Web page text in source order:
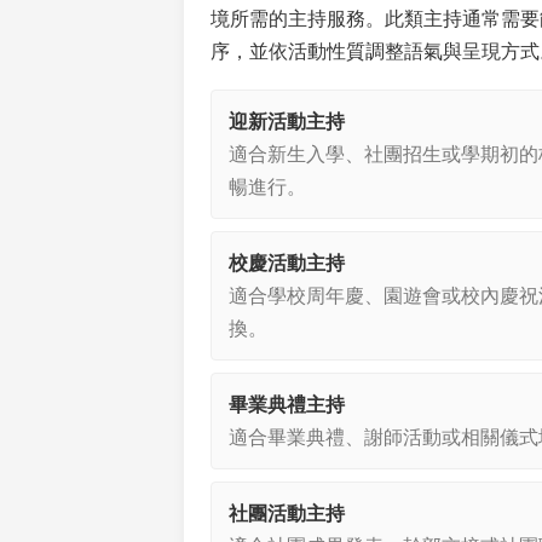
境所需的主持服務。此類主持通常需
序，並依活動性質調整語氣與呈現方
迎新活動主持
適合新生入學、社團招生或學期初
暢進行。
校慶活動主持
適合學校周年慶、園遊會或校內慶
換。
畢業典禮主持
適合畢業典禮、謝師活動或相關儀
社團活動主持